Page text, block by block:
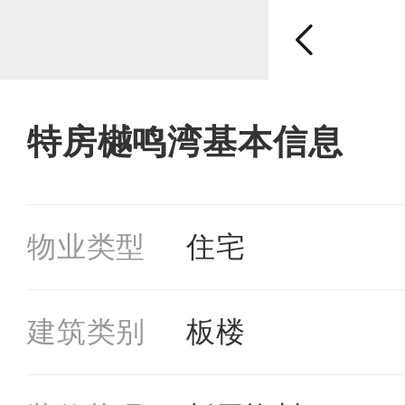
特房樾鸣湾基本信息
物业类型 住宅
建筑类别 板楼